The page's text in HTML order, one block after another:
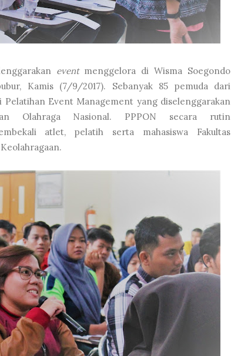
eventmenggelora di Wisma Soegondo
Kamis (7/9/2017). Sebanyak 85 pemuda dari
Pelatihan Event Management yang diselenggarakan
Olahraga Nasional. PPPON secara rutin
atlet, pelatih serta mahasiswa Fakultas